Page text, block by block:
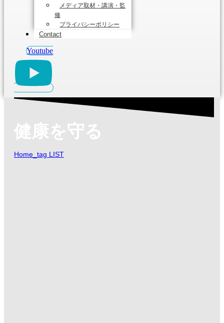
メディア取材・講演・監
修
プライバシーポリシー
Contact
Youtube
健康を守る
Home_tag LIST